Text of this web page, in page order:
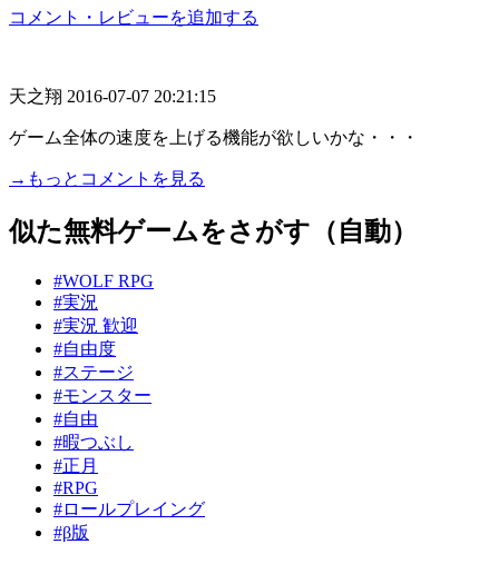
コメント・レビューを追加する
天之翔 2016-07-07 20:21:15
ゲーム全体の速度を上げる機能が欲しいかな・・・
→もっとコメントを見る
似た無料ゲームをさがす（自動）
#WOLF RPG
#実況
#実況 歓迎
#自由度
#ステージ
#モンスター
#自由
#暇つぶし
#正月
#RPG
#ロールプレイング
#β版